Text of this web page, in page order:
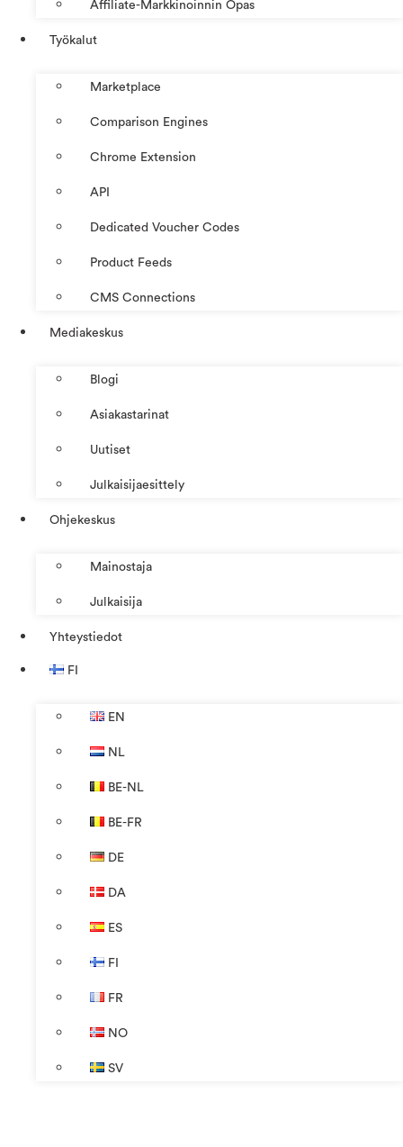
Affiliate-Markkinoinnin Opas
Työkalut
Marketplace
Comparison Engines
Chrome Extension
API
Dedicated Voucher Codes
Product Feeds
CMS Connections
Mediakeskus
Blogi
Asiakastarinat
Uutiset
Julkaisijaesittely
Ohjekeskus
Mainostaja
Julkaisija
Yhteystiedot
FI
EN
NL
BE-NL
BE-FR
DE
DA
ES
FI
FR
NO
SV